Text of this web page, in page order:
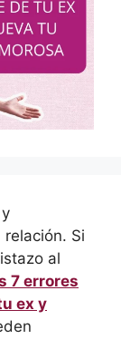
Si
al
7 errores
ex y